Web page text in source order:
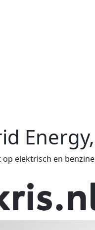
op elektrisch en